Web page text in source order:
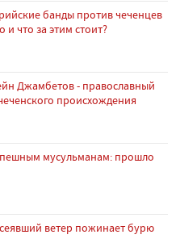
банды против чеченцев
и что за этим стоит?
Джамбетов - православный
происхождения
мусульманам: прошло
ветер пожинает бурю